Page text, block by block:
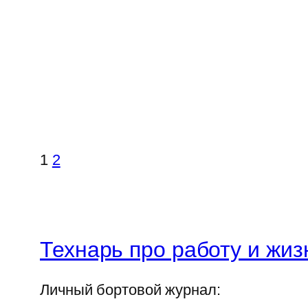
1 2
Технарь про работу и
Личный бортовой журнал: